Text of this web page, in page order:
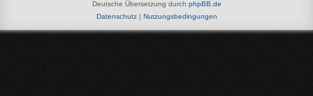
Deutsche Übersetzung durch phpBB.de
Datenschutz| Nutzungsbedingungen